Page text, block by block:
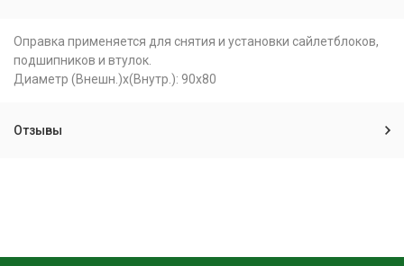
Оправка применяется для снятия и установки сайлетблоков,
подшипников и втулок.
Диаметр (Внешн.)х(Внутр.): 90х80
Отзывы